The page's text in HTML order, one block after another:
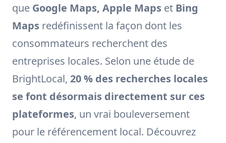
que Google Maps, Apple Maps et Bing
Maps redéfinissent la façon dont les
consommateurs recherchent des
entreprises locales. Selon une étude de
BrightLocal, 20 % des recherches locales
se font désormais directement sur ces
plateformes, un vrai bouleversement
pour le référencement local. Découvrez